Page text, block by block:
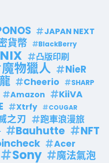
JAPAN NEXT
貨幣 BlackBerry
凸版印刷
魔物獵人 NieR
Cheerio SHARP
Amazon
KiiVA
Xtrfy COUGAR
之刃 跑車浪漫旅
Bauhutte NFT
Acer
Sony 魔法氣泡